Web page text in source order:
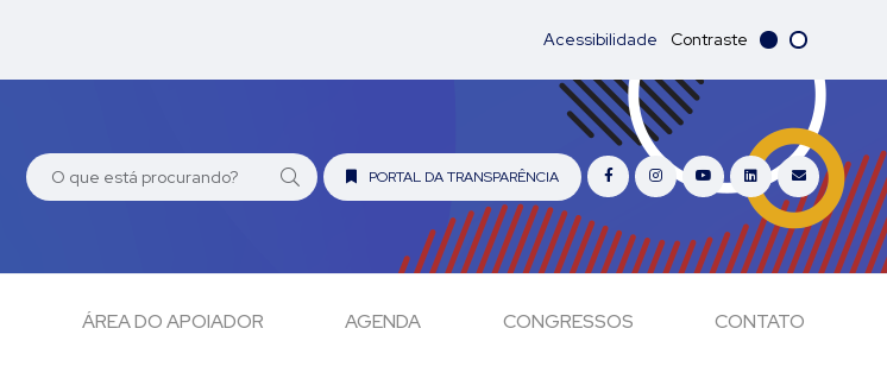
Acessibilidade Contraste
PORTAL DA TRANSPARÊNCIA
ÁREA DO APOIADOR AGENDA CONGRESSOS CONTATO